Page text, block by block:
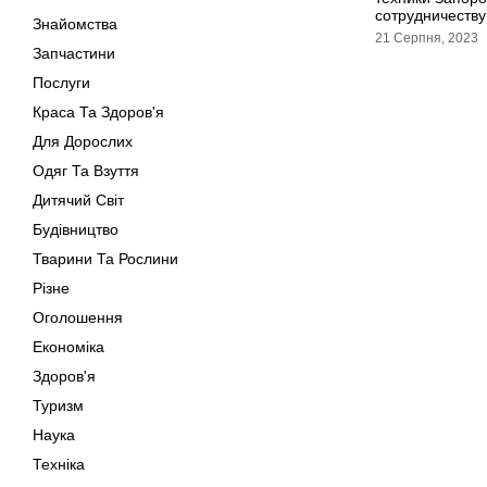
Знайомства
Запчастини
Послуги
Краса Та Здоров'я
Для Дорослих
Одяг Та Взуття
Дитячий Світ
Будівництво
Тварини Та Рослини
Різне
Оголошення
Економіка
Здоров'я
Туризм
Наука
Техніка
сотрудничеству
21 Серпня, 2023